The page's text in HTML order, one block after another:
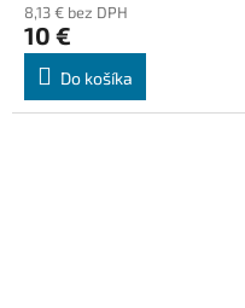
8,13 € bez DPH
10 €
Do košíka